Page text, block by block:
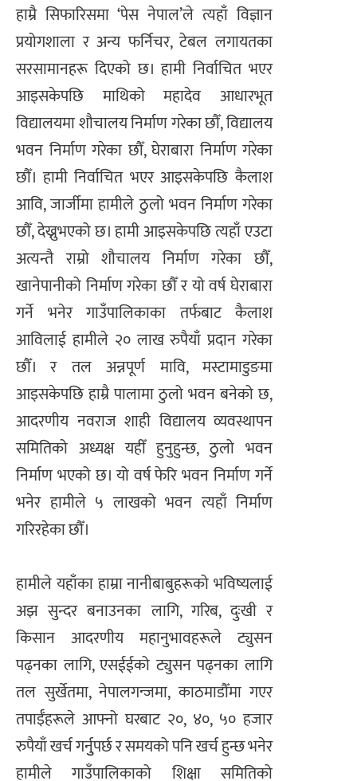
हाम्रै सिफारिसमा ‘पेस नेपाल’ले त्यहाँ विज्ञान
प्रयोगशाला र अन्य फर्निचर, टेबल लगायतका
सरसामानहरू दिएको छ। हामी निर्वाचित भएर
आइसकेपछि माथिको महादेव आधारभूत
विद्यालयमा शौचालय निर्माण गरेका छौँ, विद्यालय
भवन निर्माण गरेका छौँ, घेराबारा निर्माण गरेका
छौँ। हामी निर्वाचित भएर आइसकेपछि कैलाश
आवि, जार्जीमा हामीले ठुलो भवन निर्माण गरेका
छौँ, देख्नुभएको छ। हामी आइसकेपछि त्यहाँ एउटा
अत्यन्तै राम्रो शौचालय निर्माण गरेका छौँ,
खानेपानीको निर्माण गरेका छौँ र यो वर्ष घेराबारा
गर्ने भनेर गाउँपालिकाका तर्फबाट कैलाश
आविलाई हामीले २० लाख रुपैयाँ प्रदान गरेका
छौँ। र तल अन्नपूर्ण मावि, मस्टामाडुङमा
आइसकेपछि हाम्रै पालामा ठुलो भवन बनेको छ,
आदरणीय नवराज शाही विद्यालय व्यवस्थापन
समितिको अध्यक्ष यहीँ हुनुहुन्छ, ठुलो भवन
निर्माण भएको छ। यो वर्ष फेरि भवन निर्माण गर्ने
भनेर हामीले ५ लाखको भवन त्यहाँ निर्माण
गरिरहेका छौँ।
हामीले यहाँका हाम्रा नानीबाबुहरूको भविष्यलाई
अझ सुन्दर बनाउनका लागि, गरिब, दुःखी र
किसान आदरणीय महानुभावहरूले ट्युसन
पढ्नका लागि, एसईईको ट्युसन पढ्नका लागि
तल सुर्खेतमा, नेपालगन्जमा, काठमाडौँमा गएर
तपाईँहरूले आफ्नो घरबाट २०, ४०, ५० हजार
रुपैयाँ खर्च गर्नुुपर्छ र समयको पनि खर्च हुन्छ भनेर
हामीले गाउँपालिकाको शिक्षा समितिको